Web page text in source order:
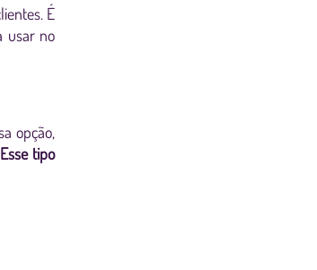
É
usar no
opção,
Esse tipo